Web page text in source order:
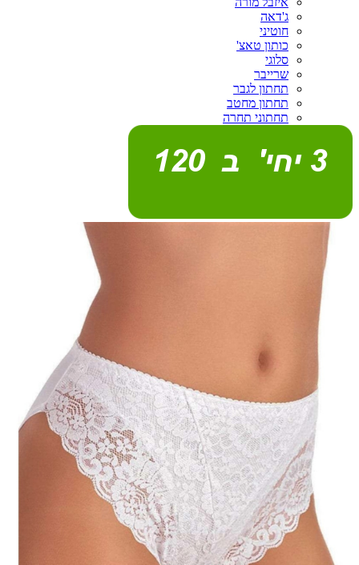
ג'דאה
חוטיני
כותון טאצ'
סלוגי
שרייבר
תחתון לגבר
תחתון מחטב
תחתוני תחרה